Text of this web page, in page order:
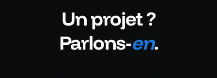
Un projet ?
Parlons-en.